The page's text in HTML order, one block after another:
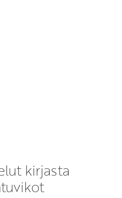
kirjasta